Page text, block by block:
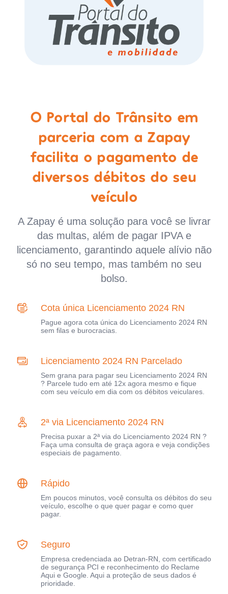
O Portal do Trânsito em
parceria com a Zapay
facilita o pagamento de
diversos débitos do seu
veículo
A Zapay é uma solução para você se livrar
das multas, além de pagar IPVA e
licenciamento, garantindo aquele alívio não
só no seu tempo, mas também no seu
bolso.
Cota única Licenciamento 2024 RN
Pague agora cota única do Licenciamento 2024 RN
sem filas e burocracias.
Licenciamento 2024 RN Parcelado
Sem grana para pagar seu Licenciamento 2024 RN
? Parcele tudo em até 12x agora mesmo e fique
com seu veículo em dia com os débitos veiculares.
2ª via Licenciamento 2024 RN
Precisa puxar a 2ª via do Licenciamento 2024 RN ?
Faça uma consulta de graça agora e veja condições
especiais de pagamento.
Rápido
Em poucos minutos, você consulta os débitos do seu
veículo, escolhe o que quer pagar e como quer
pagar.
Seguro
Empresa credenciada ao Detran-RN, com certificado
de segurança PCI e reconhecimento do Reclame
Aqui e Google. Aqui a proteção de seus dados é
prioridade.